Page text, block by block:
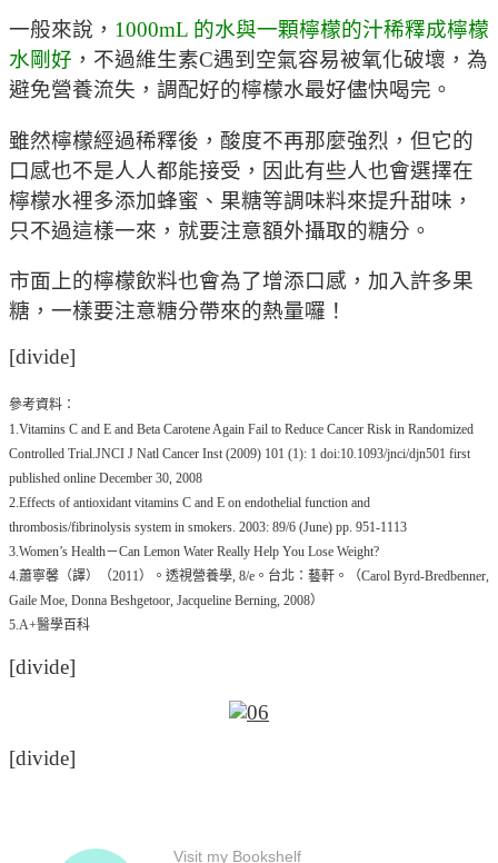
一般來說， 1000mL 的水與一顆檸檬的汁稀釋成檸檬
水剛好 ，不過維生素C遇到空氣容易被氧化破壞，為
避免營養流失，調配好的檸檬水最好儘快喝完。
雖然檸檬經過稀釋後，酸度不再那麼強烈，但它的
口感也不是人人都能接受，因此有些人也會選擇在
檸檬水裡多添加蜂蜜、果糖等調味料來提升甜味，
只不過這樣一來，就要注意額外攝取的糖分。
市面上的檸檬飲料也會為了增添口感，加入許多果
糖，一樣要注意糖分帶來的熱量囉！
[divide]
參考資料：
1.Vitamins C and E and Beta Carotene Again Fail to Reduce Cancer Risk in Randomized
Controlled Trial.JNCI J Natl Cancer Inst (2009) 101 (1): 1 doi:10.1093/jnci/djn501 first
published online December 30, 2008
2.Effects of antioxidant vitamins C and E on endothelial function and
thrombosis/fibrinolysis system in smokers. 2003: 89/6 (June) pp. 951-1113
3.Women’s Health－Can Lemon Water Really Help You Lose Weight?
4.蕭寧馨（譯）（2011）。透視營養學, 8/e。台北：藝軒。（Carol Byrd-Bredbenner,
Gaile Moe, Donna Beshgetoor, Jacqueline Berning, 2008）
5.A+醫學百科
[divide]
[divide]